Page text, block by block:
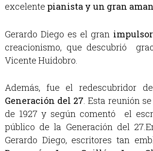
excelente pianista y un gran
Gerardo Diego es el gran
creacionismo, que descubrió
Vicente Huidobro.
Además, fue el redescubridor
Generación del 27. Esta reunión
de 1927 y según comentó el
público de la Generación del
Gerardo Diego, escritores tan